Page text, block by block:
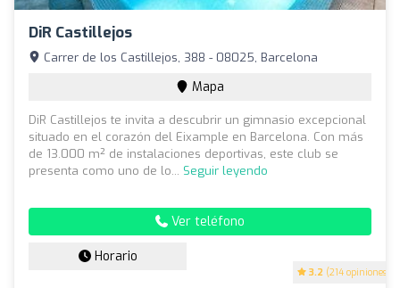
DiR Castillejos
3.2 (214 opiniones)
Carrer de los Castillejos, 388 - 08025, Barcelona
Mapa
DiR Castillejos te invita a descubrir un gimnasio excepcional
situado en el corazón del Eixample en Barcelona. Con más
de 13.000 m² de instalaciones deportivas, este club se
presenta como uno de lo... Seguir leyendo
Ver teléfono
Horario